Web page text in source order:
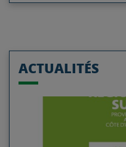
ACTUALITÉS